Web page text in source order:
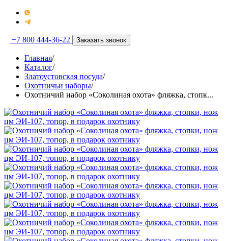
+7 800 444-36-22 Заказать звонок
Главная/
Каталог/
Златоустовская посуда/
Охотничьи наборы/
Охотничий набор «Соколиная охота» фляжка, стопк...